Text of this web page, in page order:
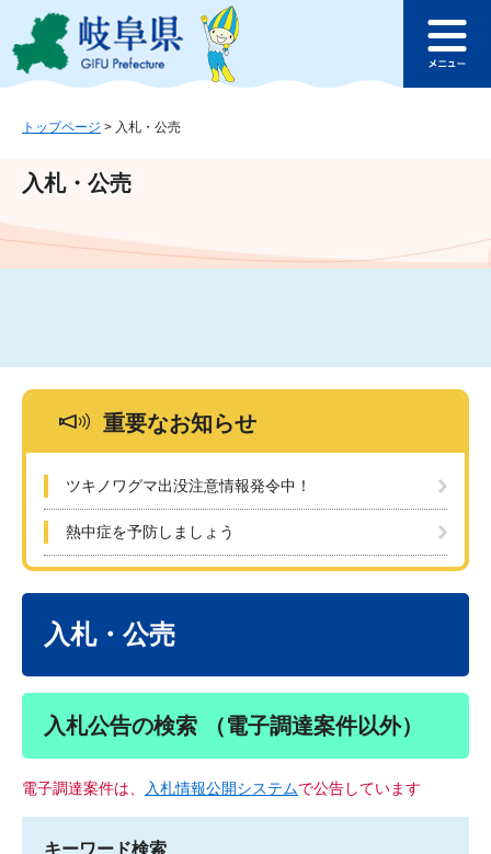
ジ
ュ
文
このページの本文へ
ュ
トップページ > 入札・公売
入札・公売
重要なお知らせ
ツキノワグマ出没注意情報発令中！
熱中症を予防しましょう
入札・公売
入札公告の検索 （電子調達案件以外）
電子調達案件は、 入札情報公開システムで公告しています
キーワード検索